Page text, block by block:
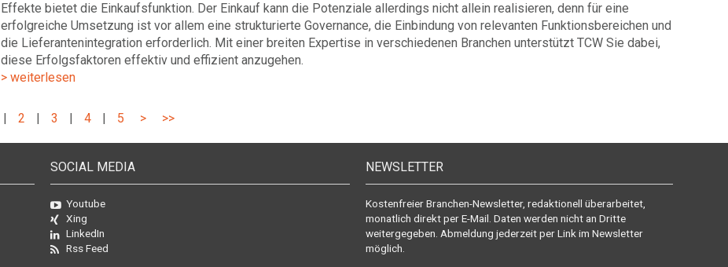
Effekte bietet die Einkaufsfunktion. Der Einkauf kann die Potenziale allerdings nicht allein realisieren, denn für eine
erfolgreiche Umsetzung ist vor allem eine strukturierte Governance, die Einbindung von relevanten Funktionsbereichen und
die Lieferantenintegration erforderlich. Mit einer breiten Expertise in verschiedenen Branchen unterstützt TCW Sie dabei,
diese Erfolgsfaktoren effektiv und effizient anzugehen.
> weiterlesen
| 2 | 3 | 4 | 5 > >>
SOCIAL MEDIA
Youtube
Xing
LinkedIn
Rss Feed
NEWSLETTER
Kostenfreier Branchen-Newsletter, redaktionell überarbeitet,
monatlich direkt per E-Mail. Daten werden nicht an Dritte
weitergegeben. Abmeldung jederzeit per Link im Newsletter
möglich.